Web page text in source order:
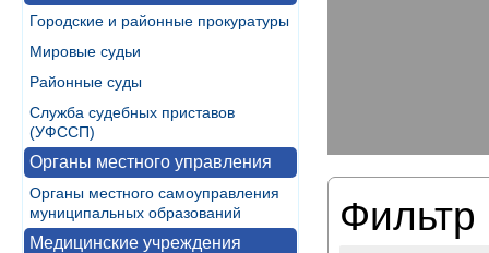
Городские и районные прокуратуры
Мировые судьи
Районные суды
Служба судебных приставов
(УФССП)
Органы местного управления
Органы местного самоуправления
муниципальных образований
Медицинские учреждения
Фильтр